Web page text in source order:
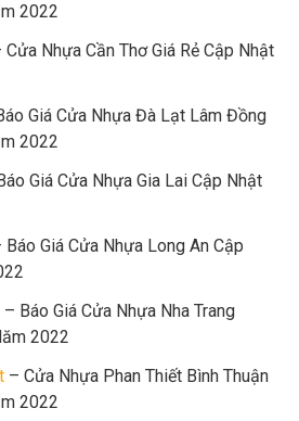
2022
Nhựa Cần Thơ Giá Rẻ Cập Nhật
Giá Cửa Nhựa Đà Lạt Lâm Đồng
2022
Giá Cửa Nhựa Gia Lai Cập Nhật
Báo Giá Cửa Nhựa Long An Cập
– Báo Giá Cửa Nhựa Nha Trang
2022
– Cửa Nhựa Phan Thiết Bình Thuận
2022